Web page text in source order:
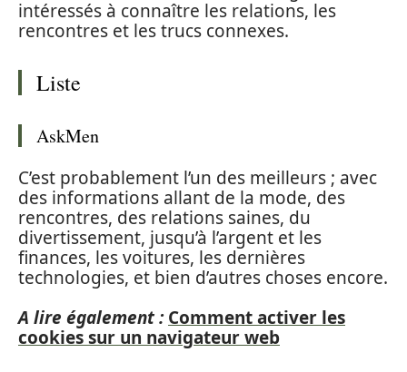
intéressés à connaître les relations, les
rencontres et les trucs connexes.
Liste
AskMen
C’est probablement l’un des meilleurs ; avec
des informations allant de la mode, des
rencontres, des relations saines, du
divertissement, jusqu’à l’argent et les
finances, les voitures, les dernières
technologies, et bien d’autres choses encore.
A lire également : Comment activer les
cookies sur un navigateur web